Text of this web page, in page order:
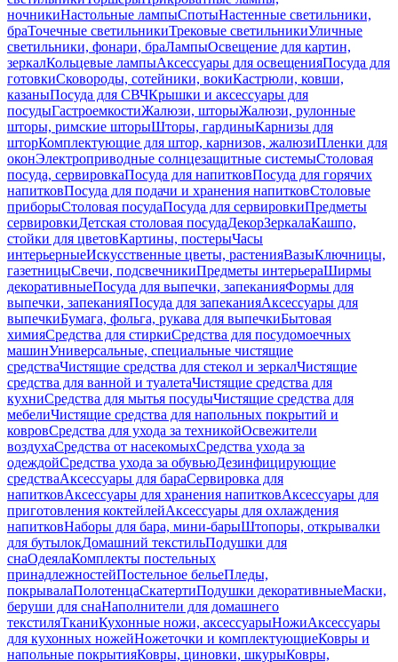
ночникиНастольные лампыСпотыНастенные светильники,
браТочечные светильникиТрековые светильникиУличные
светильники, фонари, браЛампыОсвещение для картин,
зеркалКольцевые лампыАксессуары для освещенияПосуда для
готовкиСковороды, сотейники, вокиКастрюли, ковши,
казаныПосуда для СВЧКрышки и аксессуары для
посудыГастроемкостиЖалюзи, шторыЖалюзи, рулонные
шторы, римские шторыШторы, гардиныКарнизы для
шторКомплектующие для штор, карнизов, жалюзиПленки для
оконЭлектроприводные солнцезащитные системыСтоловая
посуда, сервировкаПосуда для напитковПосуда для горячих
напитковПосуда для подачи и хранения напитковСтоловые
приборыСтоловая посудаПосуда для сервировкиПредметы
сервировкиДетская столовая посудаДекорЗеркалаКашпо,
стойки для цветовКартины, постерыЧасы
интерьерныеИскусственные цветы, растенияВазыКлючницы,
газетницыСвечи, подсвечникиПредметы интерьераШирмы
декоративныеПосуда для выпечки, запеканияФормы для
выпечки, запеканияПосуда для запеканияАксессуары для
выпечкиБумага, фольга, рукава для выпечкиБытовая
химияСредства для стиркиСредства для посудомоечных
машинУниверсальные, специальные чистящие
средстваЧистящие средства для стекол и зеркалЧистящие
средства для ванной и туалетаЧистящие средства для
кухниСредства для мытья посудыЧистящие средства для
мебелиЧистящие средства для напольных покрытий и
ковровСредства для ухода за техникойОсвежители
воздухаСредства от насекомыхСредства ухода за
одеждойСредства ухода за обувьюДезинфицирующие
средстваАксессуары для бараСервировка для
напитковАксессуары для хранения напитковАксессуары для
приготовления коктейлейАксессуары для охлаждения
напитковНаборы для бара, мини-барыШтопоры, открывалки
для бутылокДомашний текстильПодушки для
снаОдеялаКомплекты постельных
принадлежностейПостельное бельеПледы,
покрывалаПолотенцаСкатертиПодушки декоративныеМаски,
беруши для снаНаполнители для домашнего
текстиляТканиКухонные ножи, аксессуарыНожиАксессуары
для кухонных ножейНожеточки и комплектующиеКовры и
напольные покрытияКовры, циновки, шкурыКовры,